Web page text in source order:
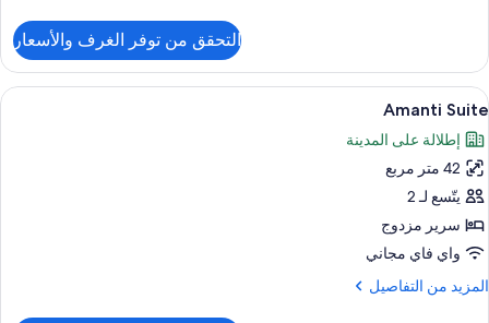
Emily
Suite
-
Twin
التحقق من توفر الغرف والأسعار
استعراض
جميع
صور
Amanti
Suite
أغطية فراش متميزة وألحفة محشوة
7
Amanti Suite
إطلالة على المدينة
42 متر مربع
يتّسع لـ 2
سرير مزدوج
واي فاي مجاني
المزيد من التفاصيل
المزيد